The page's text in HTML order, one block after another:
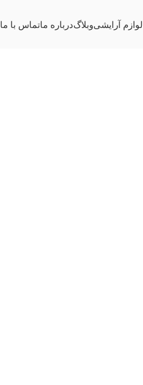
لوازم آرایشیوبلاگدرباره ماتماس با ما